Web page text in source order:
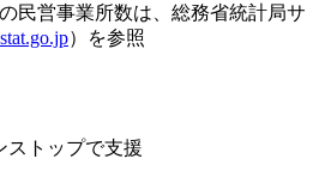
民営事業所数は、総務省統計局サ
）を参照
ストップで支援